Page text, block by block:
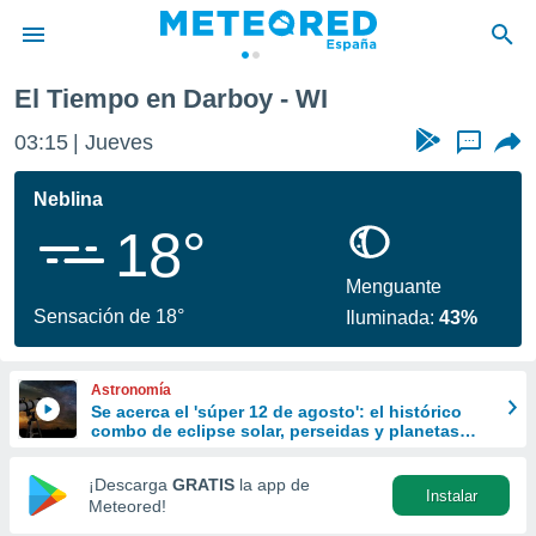
de
por
que se
a este
las
y
forma
digital
basada
El Tiempo en Darboy - WI
03:15 Jueves ...
Neblina
18°
Sensación de 18°
Menguante
Iluminada:43%
Astronomía
Se acerca el 'súper 12 de agosto': el histórico
combo de eclipse solar, perseidas y planetas
¡Descarga GRATIS la app de
Meteored!
Instalar